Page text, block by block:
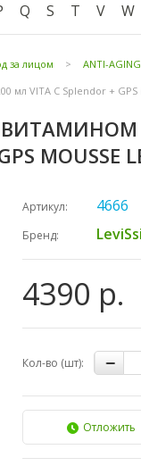
Q S T V W
за лицом > ANTI-
мл VITA C Splendor +
Артикул: 4666
Бренд:
4390 р.
Кол-во (шт):
Отложить